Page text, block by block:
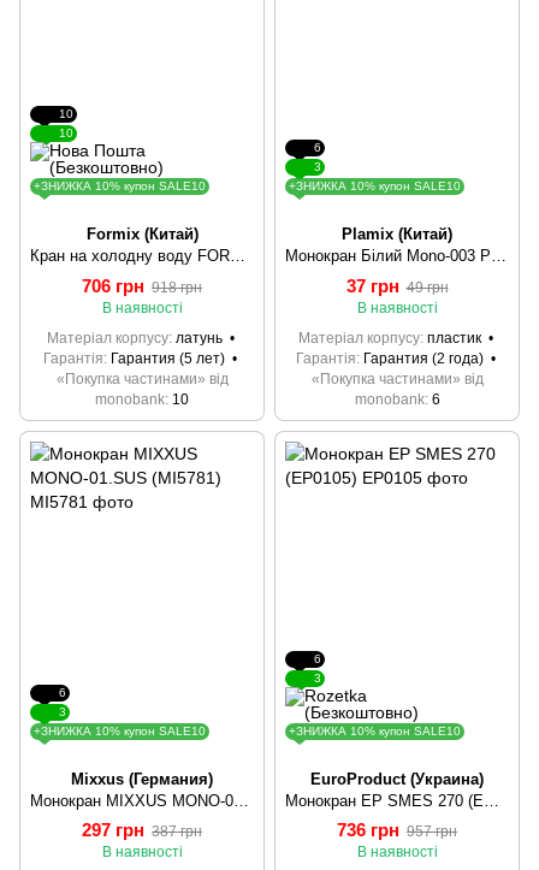
10
10
+ЗНИЖКА 10% купон SALE10
Formix (Китай)
Кран на холодну воду FORMIX ВІРТУС FM0102861C
706 грн 918 грн
В наявності
Матеріал корпусу латунь
Гарантія Гарантия (5 лет)
«Покупка частинами» від
monobank 10
6
3
+ЗНИЖКА 10% купон SALE10
Plamix (Китай)
Монокран Білий Mono-003 Plamix PM0019
37 грн 49 грн
В наявності
Матеріал корпусу пластик
Гарантія Гарантия (2 года)
«Покупка частинами» від
monobank 6
6
3
+ЗНИЖКА 10% купон SALE10
Mixxus (Германия)
297 грн 387 грн
В наявності
6
3
+ЗНИЖКА 10% купон SALE10
EuroProduct (Украина)
736 грн 957 грн
В наявності